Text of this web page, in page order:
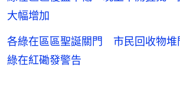
大幅增加
各綠在區區聖誕關門 市民回收物
綠在紅磡發警告